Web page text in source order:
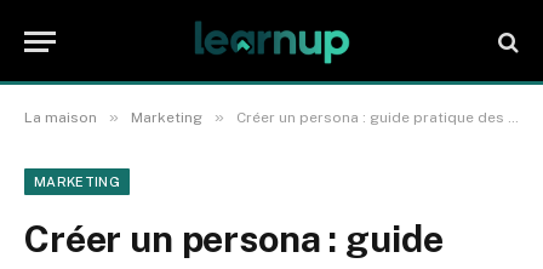
La maison » Marketing » Créer un persona : guide pratique des méthodes et outils indispensables
MARKETING
Créer un persona : guide